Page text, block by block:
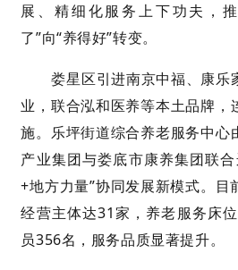
展、精细化服务上下功夫，
了”向“养得好”转变。
娄星区引进南京中福、康乐
业，联合泓和医养等本土品牌，
施。乐坪街道综合养老服务中心
产业集团与娄底市康养集团联
+地方力量”协同发展新模式。目
经营主体达31家，养老服务床
员356名，服务品质显著提升。